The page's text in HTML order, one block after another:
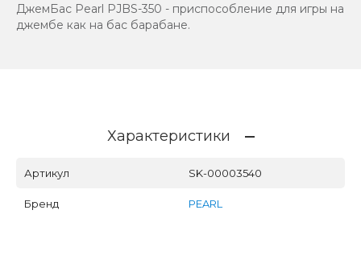
ДжемБас Pearl PJBS-350 - приспособление для игры на
джембе как на бас барабане.
Характеристики
Артикул SK-00003540
Бренд PEARL